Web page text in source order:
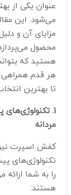
عنوان یکی از
می‌شود. این
مزایای آن و
محصول
هستید که
هر قدم همراهی
تا بهترین
1.
مردانه
کفش اسپرت
تکنولوژی‌های
را به شما
هستند: